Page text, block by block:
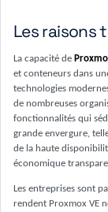
Les raisons
La capacité de
et conteneurs dans
technologies
de nombreuses
fonctionnalités qui
grande envergure,
de la haute
économique
Les entreprises sont
rendent Proxmox VE